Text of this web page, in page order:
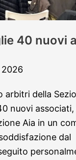
40 nuovi
2026
arbitri della
nuovi associati,
Aia in un
dal